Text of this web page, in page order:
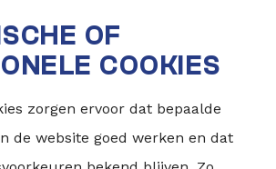
OF
COOKIES
zorgen ervoor dat bepaalde
de website goed werken en dat